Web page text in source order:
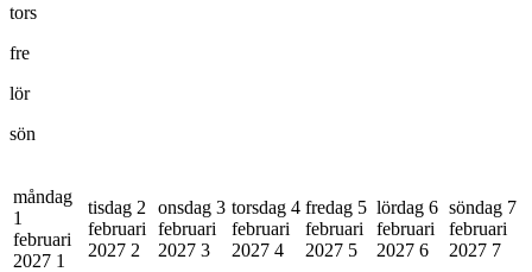
tors
fre
lör
sön
måndag
1
februari
2027 1
tisdag 2
februari
2027 2
onsdag 3
februari
2027 3
torsdag 4
februari
2027 4
fredag 5
februari
2027 5
lördag 6
februari
2027 6
söndag 7
februari
2027 7